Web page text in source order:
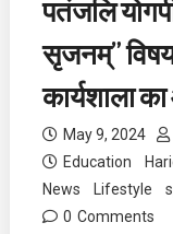
पतंजलि
सृजनम्” विषय
कार्यशाला
May 9, 2024
Education
News
Lifestyle
0 Comments